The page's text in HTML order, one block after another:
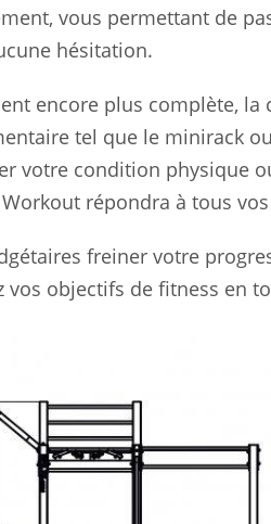
vous permettant de
hésitation.
encore plus complète, la
tel que le minirack
votre condition physique
répondra à tous
freiner votre
vos objectifs de fitness en